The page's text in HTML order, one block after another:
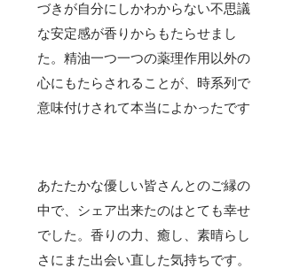
づきが自分にしかわからない不思議
な安定感が香りからもたらせまし
た。精油一つ一つの薬理作用以外の
心にもたらされることが、時系列で
意味付けされて本当によかったです
あたたかな優しい皆さんとのご縁の
中で、シェア出来たのはとても幸せ
でした。香りの力、癒し、素晴らし
さにまた出会い直した気持ちです。